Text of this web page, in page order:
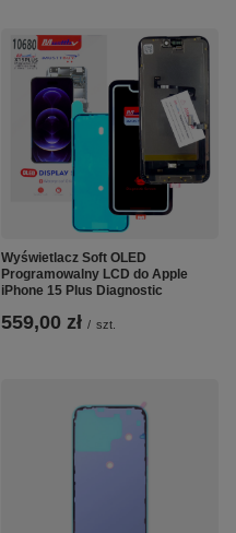
Wyświetlacz Soft OLED
Programowalny LCD do Apple
iPhone 15 Plus Diagnostic
559,00 zł / szt.